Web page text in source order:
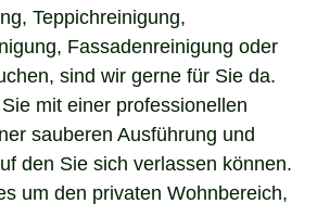
Teppichreinigung,
Fassadenreinigung oder
sind wir gerne für Sie da.
mit einer professionellen
sauberen Ausführung und
den Sie sich verlassen können.
um den privaten Wohnbereich,